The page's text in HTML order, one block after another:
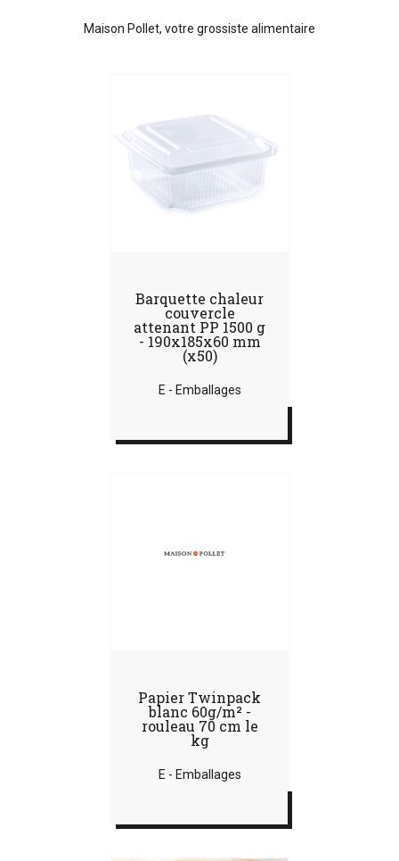
Maison Pollet, votre grossiste alimentaire
Barquette chaleur
couvercle
attenant PP 1500 g
- 190x185x60 mm
(x50)
E - Emballages
Papier Twinpack
blanc 60g/m² -
rouleau 70 cm le
kg
E - Emballages